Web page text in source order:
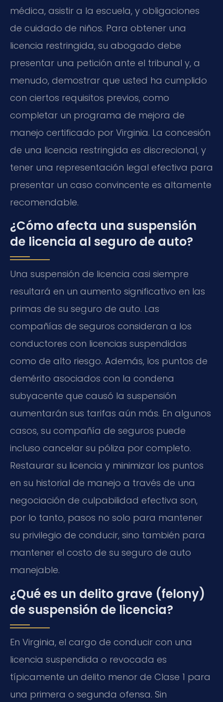
médica, asistir a la escuela, y obligaciones
de cuidado de niños. Para obtener una
licencia restringida, su abogado debe
presentar una petición ante el tribunal y, a
menudo, demostrar que usted ha cumplido
con ciertos requisitos previos, como
completar un programa de mejora de
manejo certificado por Virginia. La concesión
de una licencia restringida es discrecional, y
tener una representación legal efectiva para
presentar un caso convincente es altamente
recomendable.
¿Cómo afecta una suspensión
de licencia al seguro de auto?
Una suspensión de licencia casi siempre
resultará en un aumento significativo en las
primas de su seguro de auto. Las
compañías de seguros consideran a los
conductores con licencias suspendidas
como de alto riesgo. Además, los puntos de
demérito asociados con la condena
subyacente que causó la suspensión
aumentarán sus tarifas aún más. En algunos
casos, su compañía de seguros puede
incluso cancelar su póliza por completo.
Restaurar su licencia y minimizar los puntos
en su historial de manejo a través de una
negociación de culpabilidad efectiva son,
por lo tanto, pasos no solo para mantener
su privilegio de conducir, sino también para
mantener el costo de su seguro de auto
manejable.
¿Qué es un delito grave (felony)
de suspensión de licencia?
En Virginia, el cargo de conducir con una
licencia suspendida o revocada es
típicamente un delito menor de Clase 1 para
una primera o segunda ofensa. Sin